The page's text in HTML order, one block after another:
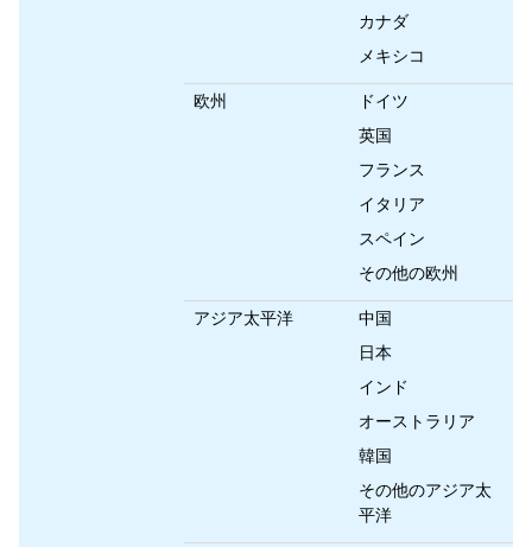
カナダ
メキシコ
欧州
ドイツ
英国
フランス
イタリア
スペイン
その他の欧州
アジア太平洋
中国
日本
インド
オーストラリア
韓国
その他のアジア太
平洋